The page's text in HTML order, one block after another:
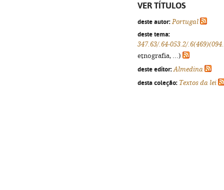
VER TÍTULOS
deste autor: Portugal
deste tema:
347.63/.64-053.2/
etnografia, ...)
deste editor: Almedina
desta coleção: Textos da lei